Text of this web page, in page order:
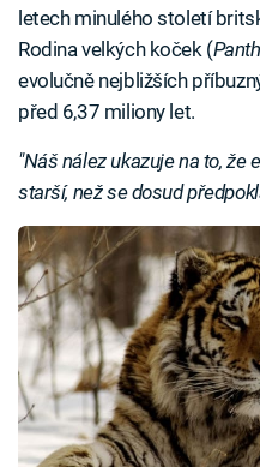
letech minulého století
Rodina velkých koček (
evolučně nejbližších
před 6,37 miliony let.
"Náš nález ukazuje na to, že
starší, než se dosud